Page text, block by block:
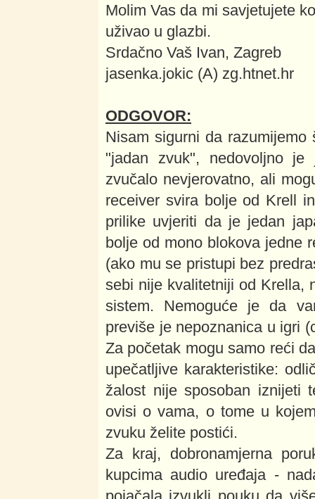
Molim Vas da mi savjetujete
uživao u glazbi.
Srdačno Vaš Ivan, Zagreb
jasenka.jokic (A) zg.htnet.hr
ODGOVOR:
Nisam sigurni da razumijemo
"jadan zvuk", nedovoljno
zvučalo nevjerovatno, ali
receiver svira bolje od Krell
prilike uvjeriti da je jedan
bolje od mono blokova jedne
(ako mu se pristupi bez
sebi nije kvalitetniji od Krella,
sistem. Nemoguće je da
previše je nepoznanica u igri
Za početak mogu samo reći
upečatljive karakteristike:
žalost nije sposoban iznijeti
ovisi o vama, o tome u
zvuku želite postići.
Za kraj, dobronamjerna
kupcima audio uređaja -